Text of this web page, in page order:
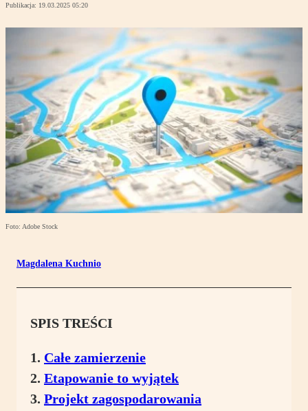
Publikacja: 19.03.2025 05:20
Foto: Adobe Stock
Magdalena Kuchnio
SPIS TREŚCI
Całe zamierzenie
Etapowanie to wyjątek
Projekt zagospodarowania